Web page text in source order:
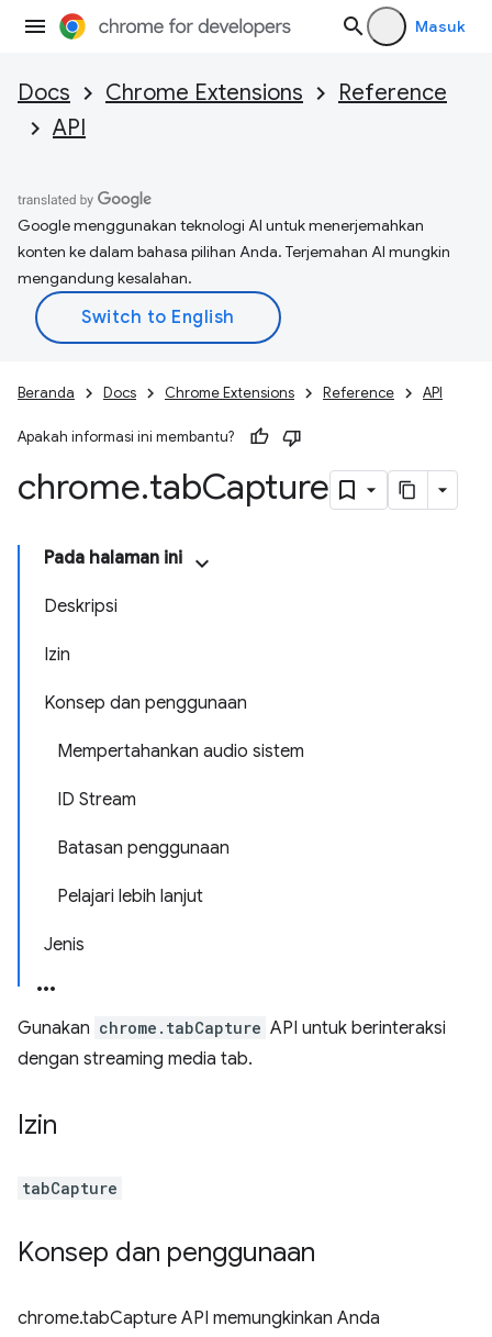
Masuk
Docs Chrome Extensions
Reference
API
Google menggunakan teknologi AI untuk menerjemahkan
konten ke dalam bahasa pilihan Anda. Terjemahan AI mungkin
mengandung kesalahan.
Beranda Docs Chrome Extensions Reference API
Apakah informasi ini membantu?
chrome.tabCapture
Pada halaman ini
Deskripsi
Izin
Konsep dan penggunaan
Mempertahankan audio sistem
ID Stream
Batasan penggunaan
Pelajari lebih lanjut
Jenis
Gunakan chrome.tabCapture API untuk berinteraksi
dengan streaming media tab.
Izin
tabCapture
Konsep dan penggunaan
chrome.tabCapture API memungkinkan Anda